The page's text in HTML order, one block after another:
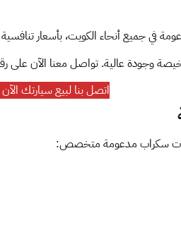
في جميع أنحاء الكويت، بأسعار
وجودة عالية. تواصل معنا الآن على
اتصل بنا لبيع سيارتك الآن 55633245
سكراب مدعومة متخصص: